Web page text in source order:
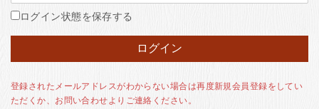
お客様の声
お知らせ
ログイン状態を保存する
登録されたメールアドレスがわからない場合は再度新規会員登録をしてい
ただくか、お問い合わせよりご連絡ください。